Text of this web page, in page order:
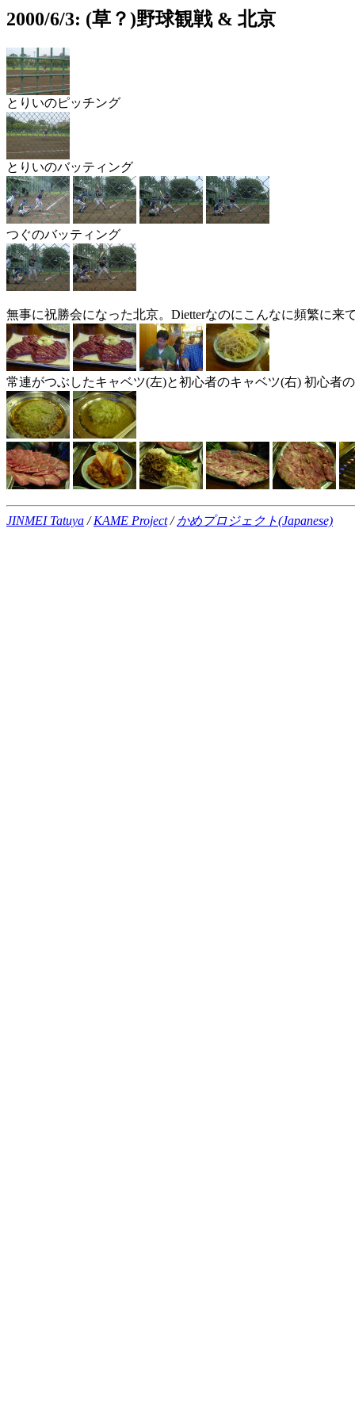
2000/6/3: (草？)野球観戦 & 北京
とりいのピッチング
とりいのバッティング
つぐのバッティング
無事に祝勝会になった北京。Dietterなのにこんなに頻繁に来
常連がつぶしたキャベツ(左)と初心者のキャベツ(右) 初心者
JINMEI Tatuya /KAME Project/ かめプロジェクト(Japanese)